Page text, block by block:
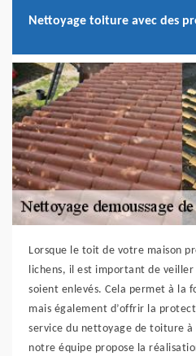
Nettoyage toiture avec des
Lorsque le toit de votre maison
lichens, il est important de veiller
soient enlevés. Cela permet à la
mais également d’offrir la
service du nettoyage de toiture à
notre équipe propose la